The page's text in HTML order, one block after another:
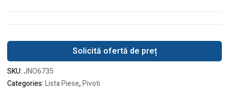
Solicită ofertă de preț
SKU:JNO6735
Categories:Lista Piese,Pivoti